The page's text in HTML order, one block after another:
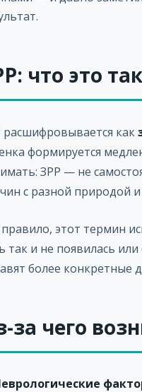
что это
расшифровывается как
формируется
ЗРР — не
с разной природой
этот термин
так и не появилась
более конкретные
за чего